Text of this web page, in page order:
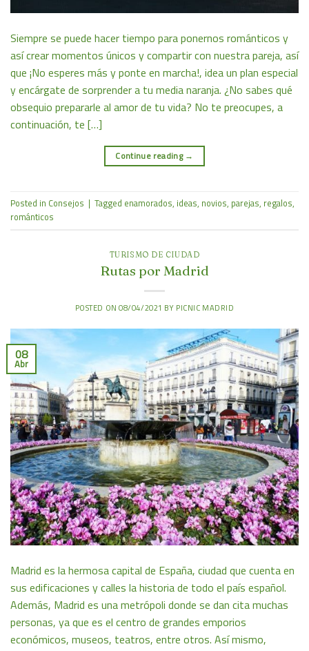
Siempre se puede hacer tiempo para ponernos románticos y
así crear momentos únicos y compartir con nuestra pareja, así
que ¡No esperes más y ponte en marcha!, idea un plan especial
y encárgate de sorprender a tu media naranja. ¿No sabes qué
obsequio prepararle al amor de tu vida? No te preocupes, a
continuación, te […]
Continue reading →
Posted in Consejos | Tagged enamorados, ideas, novios, parejas, regalos,
románticos
TURISMO DE CIUDAD
Rutas por Madrid
POSTED ON08/04/2021 BY PICNIC MADRID
08
Abr
Madrid es la hermosa capital de España, ciudad que cuenta en
sus edificaciones y calles la historia de todo el país español.
Además, Madrid es una metrópoli donde se dan cita muchas
personas, ya que es el centro de grandes emporios
económicos, museos, teatros, entre otros. Así mismo,